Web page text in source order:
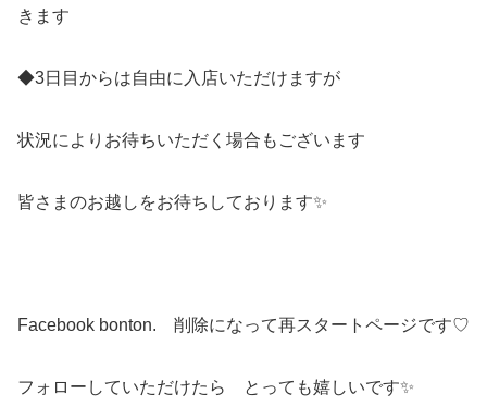
きます
◆3日目からは自由に入店いただけますが
状況によりお待ちいただく場合もございます
皆さまのお越しをお待ちしております✨
Facebook bonton. 削除になって再スタートページです♡
フォローしていただけたら とっても嬉しいです✨